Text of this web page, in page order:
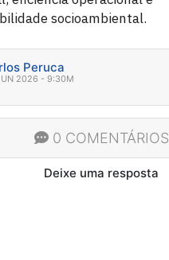
socioambiental.
Peruca
2026 - 9:30M
0 COMENTÁRIOS
Deixe uma resposta